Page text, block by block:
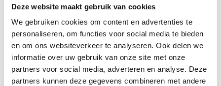
Deze website maakt gebruik van cookies
We gebruiken cookies om content en advertenties te
personaliseren, om functies voor social media te bieden
en om ons websiteverkeer te analyseren. Ook delen we
informatie over uw gebruik van onze site met onze
partners voor social media, adverteren en analyse. Deze
partners kunnen deze gegevens combineren met andere
heeft.